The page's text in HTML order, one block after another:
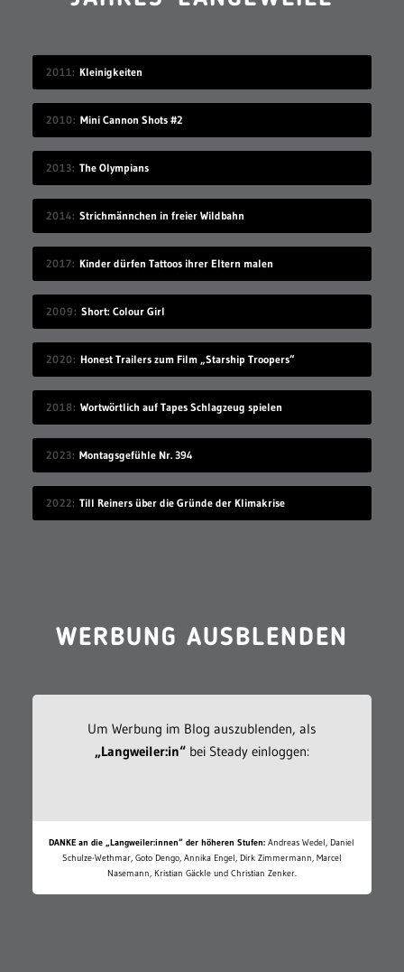
2011 Kleinigkeiten
2010 Mini Cannon Shots #2
2013 The Olympians
2014 Strichmännchen in freier Wildbahn
2017 Kinder dürfen Tattoos ihrer Eltern malen
2009 Short: Colour Girl
2020 Honest Trailers zum Film „Starship Troopers“
2018 Wortwörtlich auf Tapes Schlagzeug spielen
2023 Montagsgefühle Nr. 394
2022 Till Reiners über die Gründe der Klimakrise
WERBUNG AUSBLENDEN
Um Werbung im Blog auszublenden, als
„Langweiler:in“bei Steady einloggen:
DANKE an die „Langweiler:innen“ der höheren Stufen: Andreas Wedel, Daniel
Schulze-Wethmar, Goto Dengo, Annika Engel, Dirk Zimmermann, Marcel
Nasemann, Kristian Gäckle und Christian Zenker.